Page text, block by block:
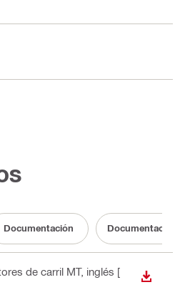
Documentación
de carril MT, inglés [